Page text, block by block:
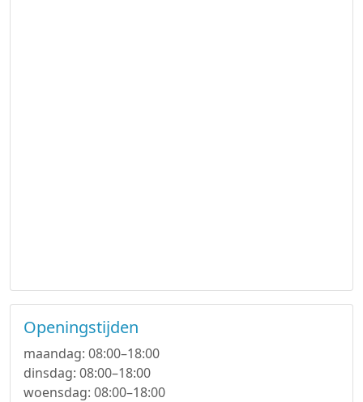
Openingstijden
maandag: 08:00–18:00
dinsdag: 08:00–18:00
woensdag: 08:00–18:00